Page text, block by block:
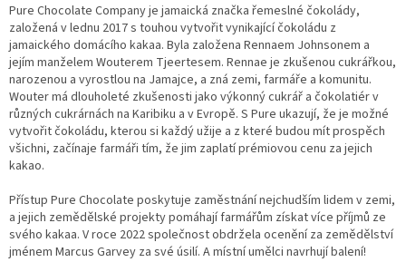
Pure Chocolate Company je jamaická značka řemeslné čokolády,
založená v lednu 2017 s touhou vytvořit vynikající čokoládu z
jamaického domácího kakaa. Byla založena Rennaem Johnsonem a
jejím manželem Wouterem Tjeertesem. Rennae je zkušenou cukrářkou,
narozenou a vyrostlou na Jamajce, a zná zemi, farmáře a komunitu.
Wouter má dlouholeté zkušenosti jako výkonný cukrář a čokolatiér v
různých cukrárnách na Karibiku a v Evropě. S Pure ukazují, že je možné
vytvořit čokoládu, kterou si každý užije a z které budou mít prospěch
všichni, začínaje farmáři tím, že jim zaplatí prémiovou cenu za jejich
kakao.
Přístup Pure Chocolate poskytuje zaměstnání nejchudším lidem v zemi,
a jejich zemědělské projekty pomáhají farmářům získat více příjmů ze
svého kakaa. V roce 2022 společnost obdržela ocenění za zemědělství
jménem Marcus Garvey za své úsilí. A místní umělci navrhují balení!